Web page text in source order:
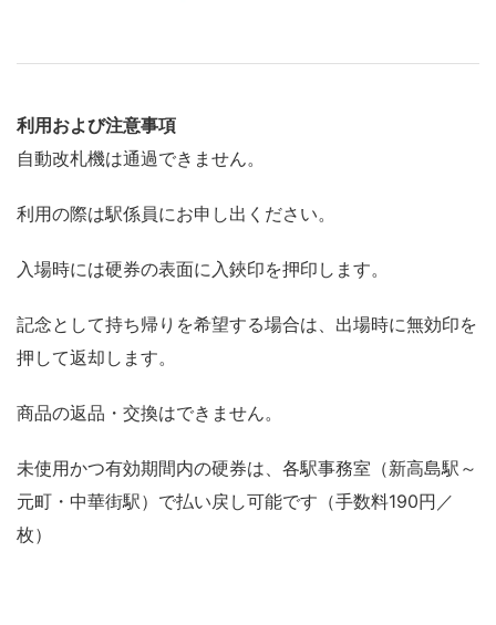
利用および注意事項
自動改札機は通過できません。
利用の際は駅係員にお申し出ください。
入場時には硬券の表面に入鋏印を押印します。
記念として持ち帰りを希望する場合は、出場時に無効印を
押して返却します。
商品の返品・交換はできません。
未使用かつ有効期間内の硬券は、各駅事務室（新高島駅～
元町・中華街駅）で払い戻し可能です（手数料190円／
枚）